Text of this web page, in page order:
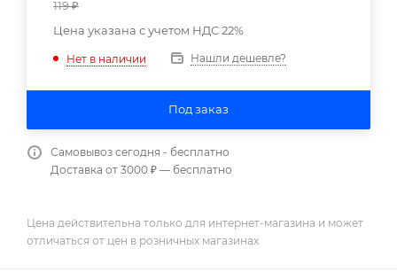
119₽
Цена указана с учетом НДС 22%
Нет в наличии Нашли дешевле?
Под заказ
Самовывоз сегодня - бесплатно
Доставка от 3000 ₽ — бесплатно
Цена действительна только для интернет-магазина и может
отличаться от цен в розничных магазинах